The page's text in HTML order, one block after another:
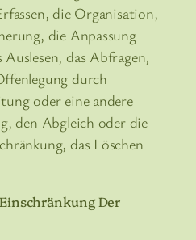
die Organisation,
die Anpassung
das Abfragen,
durch
oder eine andere
den Abgleich oder die
das Löschen
Der